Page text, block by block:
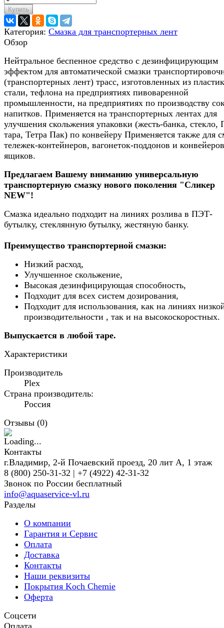
Купить
Категория: Смазка для транспортерных лент
Обзор
Нейтральное беспенное средство с дезинфицирующим
эффектом для автоматической смазки
(транспортерных лент) трасс, изготовленных из
стали, тефлона на предприятиях пивоваренной
промышленности, на предприятиях по производству
напитков. Применяется на транспортерных лентах для
улучшения скольжения упаковки (жесть-банка,
тара, Тетра Пак) по конвейеру Применяется также для
тележек-контейнеров, вагонеток-поддонов и
ящиков.
Предлагаем Вашему вниманию универсальную
транспортерную смазку нового поколения "Сликер
NEW"!
Смазка идеально подходит на линиях розлива в ПЭТ-
бутылку, стеклянную бутылку, жестяную банку.
Преимущество транспортерной смазки:
Низкий расход,
Улучшенное скольжение,
Высокая дезинфицирующая способность,
Подходит для всех систем дозирования,
Подходит для использования, как на линиях
производительности , так и на высокоскоростных.
Выпускается в любой таре.
Характеристики
Производитель
Plex
Страна производитель:
Россия
Отзывы (0)
Контакты
г.Владимир, 2-й Почаевский проезд, 20 лит А, 1 этаж
8 (800) 250-31-32 | +7 (4922) 42-31-32
Звонок по России бесплатный
info@aquaservice-vl.ru
Разделы
О компании
Гарантия и Сервис
Оплата
Доставка
Контакты
Наши реквизиты
Покрытия Koch Chemie
Оферта
Соцсети